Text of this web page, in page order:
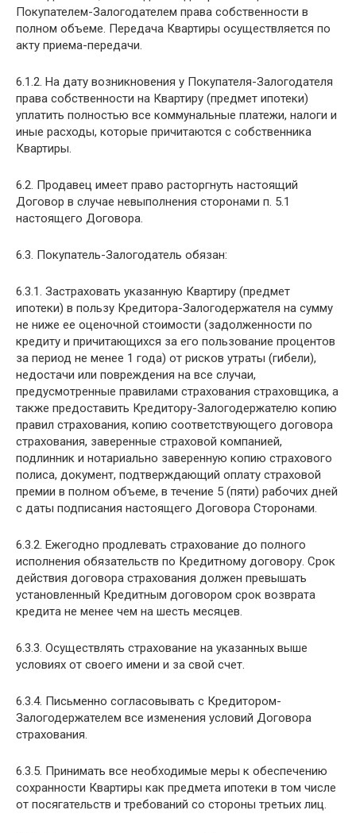
Покупателем-Залогодателем права собственности в
полном объеме. Передача Квартиры осуществляется по
акту приема-передачи.
6.1.2. На дату возникновения у Покупателя-Залогодателя
права собственности на Квартиру (предмет ипотеки)
уплатить полностью все коммунальные платежи, налоги и
иные расходы, которые причитаются с собственника
Квартиры.
6.2. Продавец имеет право расторгнуть настоящий
Договор в случае невыполнения сторонами п. 5.1
настоящего Договора.
6.3. Покупатель-Залогодатель обязан:
6.3.1. Застраховать указанную Квартиру (предмет
ипотеки) в пользу Кредитора-Залогодержателя на сумму
не ниже ее оценочной стоимости (задолженности по
кредиту и причитающихся за его пользование процентов
за период не менее 1 года) от рисков утраты (гибели),
недостачи или повреждения на все случаи,
предусмотренные правилами страхования страховщика, а
также предоставить Кредитору-Залогодержателю копию
правил страхования, копию соответствующего договора
страхования, заверенные страховой компанией,
подлинник и нотариально заверенную копию страхового
полиса, документ, подтверждающий оплату страховой
премии в полном объеме, в течение 5 (пяти) рабочих дней
с даты подписания настоящего Договора Сторонами.
6.3.2. Ежегодно продлевать страхование до полного
исполнения обязательств по Кредитному договору. Срок
действия договора страхования должен превышать
установленный Кредитным договором срок возврата
кредита не менее чем на шесть месяцев.
6.3.3. Осуществлять страхование на указанных выше
условиях от своего имени и за свой счет.
6.3.4. Письменно согласовывать с Кредитором-
Залогодержателем все изменения условий Договора
страхования.
6.3.5. Принимать все необходимые меры к обеспечению
сохранности Квартиры как предмета ипотеки в том числе
от посягательств и требований со стороны третьих лиц.